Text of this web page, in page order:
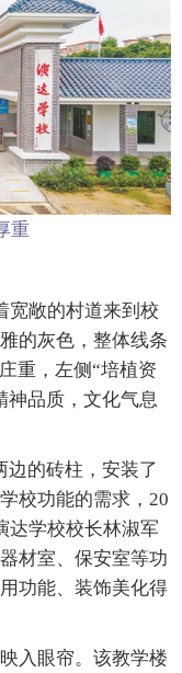
重
敞的村道来到校
的灰色，整体线条
重，左侧“培植资
神品质，文化气息
的砖柱，安装了
校功能的需求，20
达学校校长林淑军
材室、保安室等功
功能、装饰美化得
入眼帘。该教学楼